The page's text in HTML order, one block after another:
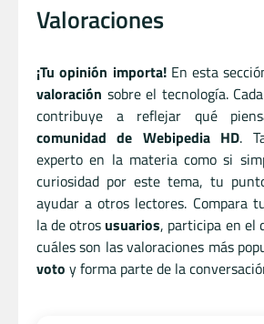
Valoraciones
¡Tu opinión importa!En esta
valoración sobre el tecnología. Cada
contribuye a reflejar qué
comunidad de Webipedia HD.
experto en la materia como si
curiosidad por este tema, tu
ayudar a otros lectores. Compara
la de otros usuarios, participa en el
cuáles son las valoraciones más
voto y forma parte de la